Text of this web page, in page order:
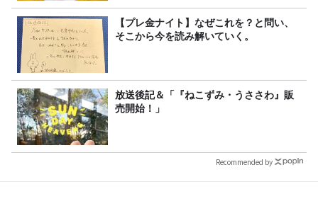
【プレ金ナイト】なぜこれを？と問い、
そこから今を読み解いていく。
放送後記＆「『ねこずみ・うささわ』販
売開始！」
Recommended by